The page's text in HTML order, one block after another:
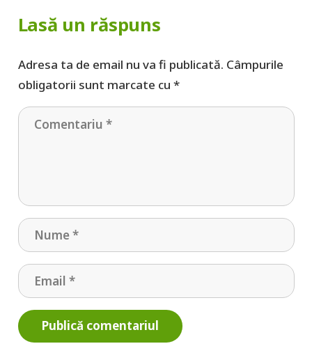
Lasă un răspuns
Adresa ta de email nu va fi publicată. Câmpurile
obligatorii sunt marcate cu *
Publică comentariul